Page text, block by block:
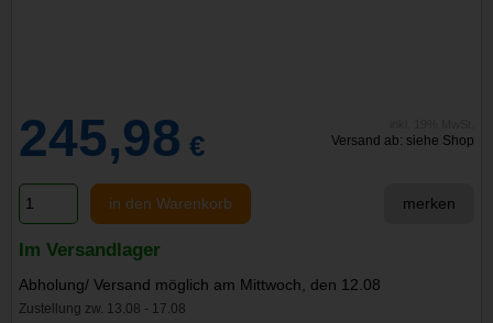
245,98 € Versand ab: siehe Shop
in den Warenkorb merken
Im Versandlager
Abholung/ Versand möglich am Mittwoch, den 12.08
Zustellung zw. 13.08 - 17.08